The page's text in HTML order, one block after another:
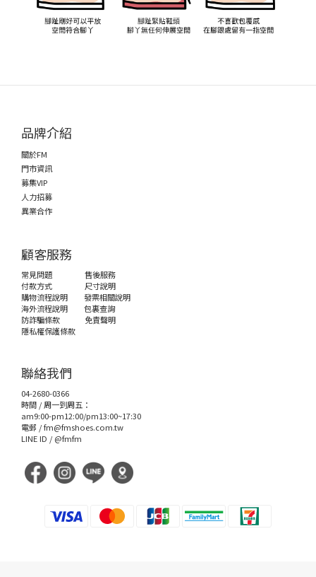
品牌介紹
關於FM
門市資訊
募集VIP
人力招募
異業合作
顧客服務
常見問題
售後服務
付款方式
尺寸說明
購物流程說明
發票相關說明
海外流程說明
包裏查詢
防詐騙條款
免責聲明
隱私權保護條款
聯絡我們
04-2680-0366
時間 / 周一到周五：
am9:00-pm12:00/pm13:00~17:30
電郵 /fm@fmshoes.com.tw
LINE ID / @fmfm